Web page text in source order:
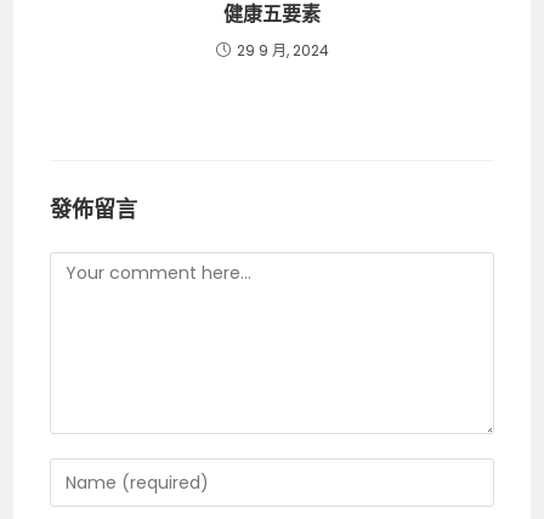
健康五要素
29 9 月, 2024
發佈留言
Comment
Enter
your